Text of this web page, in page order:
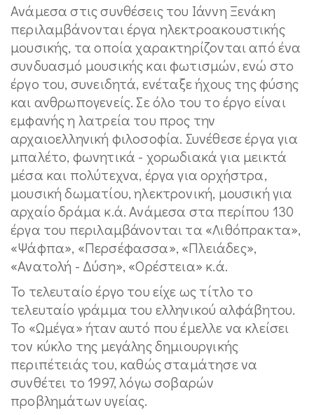
Ανάμεσα στις συνθέσεις του Ιάννη Ξενάκη
περιλαμβάνονται έργα ηλεκτροακουστικής
μουσικής, τα οποία χαρακτηρίζονται από ένα
συνδυασμό μουσικής και φωτισμών, ενώ στο
έργο του, συνειδητά, ενέταξε ήχους της φύσης
και ανθρωπογενείς. Σε όλο του το έργο είναι
εμφανής η λατρεία του προς την
αρχαιοελληνική φιλοσοφία. Συνέθεσε έργα για
μπαλέτο, φωνητικά - χορωδιακά για μεικτά
μέσα και πολύτεχνα, έργα για ορχήστρα,
μουσική δωματίου, ηλεκτρονική, μουσική για
αρχαίο δράμα κ.ά. Ανάμεσα στα περίπου 130
έργα του περιλαμβάνονται τα «Λιθόπρακτα»,
«Ψάφπα», «Περσέφασσα», «Πλειάδες»,
«Ανατολή - Δύση», «Ορέστεια» κ.ά.
Το τελευταίο έργο του είχε ως τίτλο το
τελευταίο γράμμα του ελληνικού αλφάβητου.
Το «Ωμέγα» ήταν αυτό που έμελλε να κλείσει
τον κύκλο της μεγάλης δημιουργικής
περιπέτειάς του, καθώς σταμάτησε να
συνθέτει το 1997, λόγω σοβαρών
προβλημάτων υγείας.